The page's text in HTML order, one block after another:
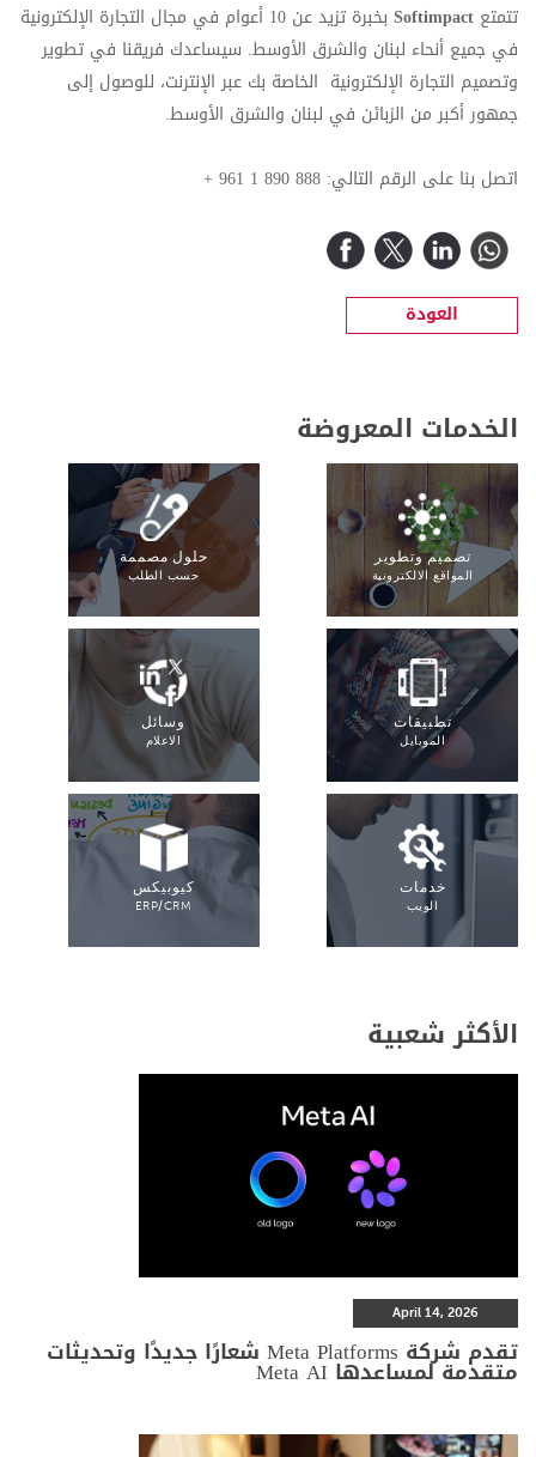
تتمتع Softimpact
بخبرة تزيد عن 10 أعوام في مجال التجارة الإلكترونية
في جميع أنحاء لبنان والشرق الأوسط. سيساعدك فريقنا في تطوير
وتصميم التجارة الإلكترونية الخاصة بك عبر الإنترنت، للوصول إلى
جمهور أكبر من الزبائن في لبنان والشرق الأوسط.
اتصل بنا على الرقم التالي: 888 890 1 961 +
العودة
الخدمات المعروضة
تصميم وتطوير
المواقع الالكترونية
حلول مصممة
حسب الطلب
تطبيقات
الموبايل
وسائل
الاعلام
خدمات
الويب
كيوبيكس
ERP/CRM
الأكثر شعبية
April 14, 2026
تقدم شركة Meta Platforms شعارًا جديدًا وتحديثات
متقدمة لمساعدها Meta AI